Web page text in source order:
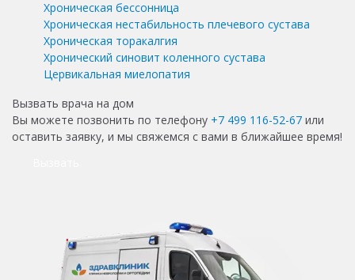
Хроническая бессонница
Хроническая нестабильность плечевого сустава
Хроническая торакалгия
Хронический синовит коленного сустава
Цервикальная миелопатия
Вызвать врача на дом
Вы можете позвонить по телефону +7 499 116-52-67 или
оставить заявку, и мы свяжемся с вами в ближайшее время!